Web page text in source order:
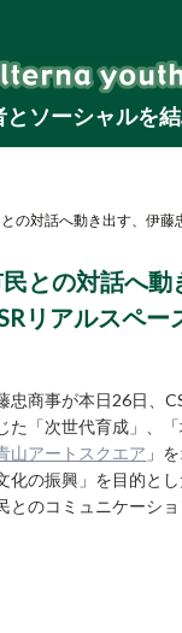
とソーシャルを
との対話へ動
リアルスペー
忠商事が本日26日、
た「次世代育成」、
山アートスクエア 」
化の振興」を目的と
とのコミュニケーシ